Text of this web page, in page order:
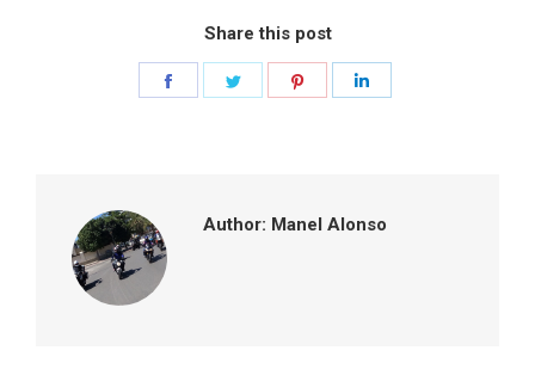
Share this post
Author: Manel Alonso